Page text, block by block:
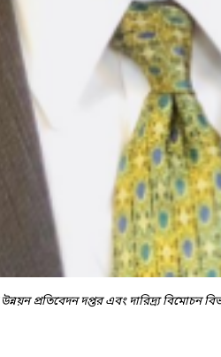
প্রতিবেদন দপ্তর এবং দারিদ্র্য বিমোচন